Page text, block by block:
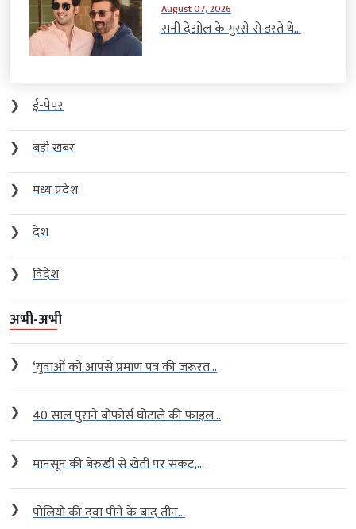
August 07, 2026
सनी देओल के गुस्से से डरते थे...
❯
ई-पेपर
❯
बड़ी खबर
❯
मध्य प्रदेश
❯
देश
❯
विदेश
अभी-अभी
❯ ‘युवाओं को आपसे प्रमाण पत्र की जरूरत...
❯ 40 साल पुराने बोफोर्स घोटाले की फाइल...
❯ मानसून की बेरुखी से खेती पर संकट,...
❯ पोलियो की दवा पीने के बाद तीन...